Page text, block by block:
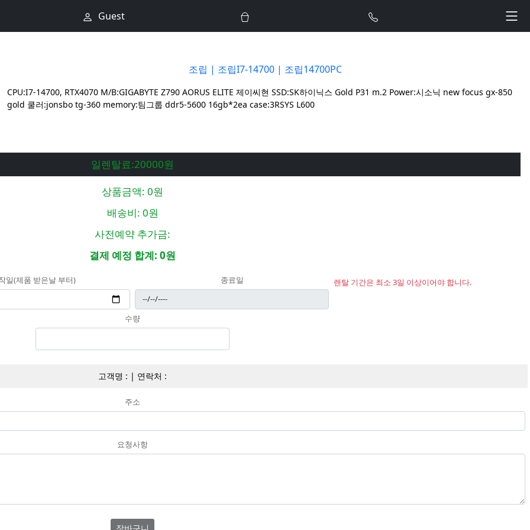
Guest
조립 | 조립I7-14700 | 조립14700PC
CPU:I7-14700, RTX4070 M/B:GIGABYTE Z790 AORUS ELITE 제이씨현 SSD:SK하이닉스 Gold P31 m.2 Power:시소닉 new focus gx-850
gold 쿨러:jonsbo tg-360 memory:팀그룹 ddr5-5600 16gb*2ea case:3RSYS L600
일렌탈료:20000원
상품금액: 0원
배송비: 0원
사전예약 추가금:
결제 예정 합계: 0원
일(제품 받은날 부터) 종료일 렌탈 기간은 최소 3일 이상이어야 합니다.
수량
고객명 : | 연락처 :
주소
요청사항
장바구니